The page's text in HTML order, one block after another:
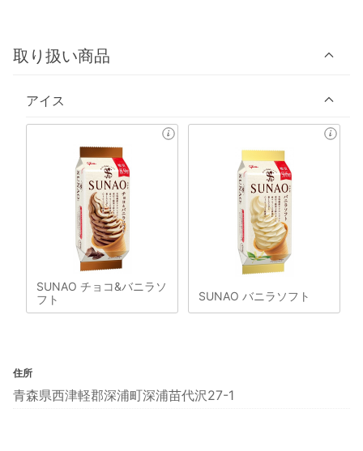
取り扱い商品
アイス
SUNAO チョコ&バニラソ
フト
SUNAO バニラソフト
住所
青森県西津軽郡深浦町深浦苗代沢27-1